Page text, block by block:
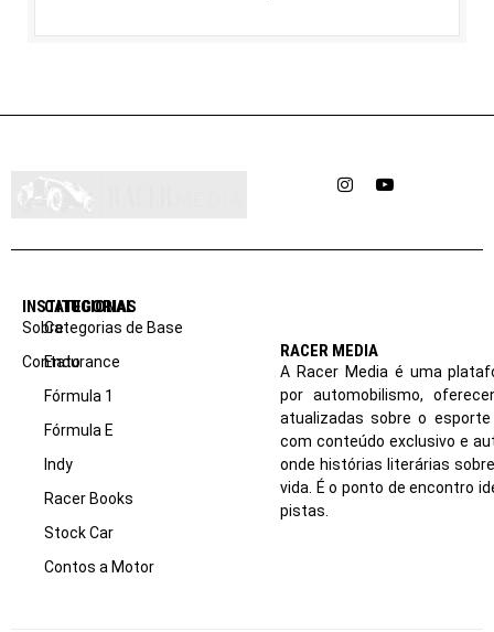
InstagramYouTube
INSTITUCIONAL
Sobre
Contato
CATEGORIAS
Categorias de Base
Endurance
Fórmula 1
Fórmula E
Indy
Racer Books
Stock Car
Contos a Motor
RACER MEDIA
A Racer Media é uma
por automobilismo,
atualizadas sobre o
com conteúdo exclusivo e
onde histórias literárias
vida. É o ponto de encontro
pistas.